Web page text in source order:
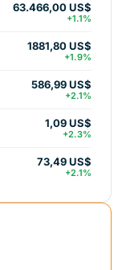
63.466,00 US$
+1.1%
1881,80 US$
+1.9%
586,99 US$
+2.1%
1,09 US$
+2.3%
73,49 US$
+2.1%